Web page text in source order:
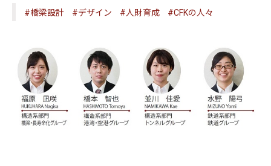
#橋梁設計 #デザイン #人財育成 #CFKの人々